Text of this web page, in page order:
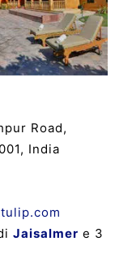
Road,
India
Jaisalmer e 3